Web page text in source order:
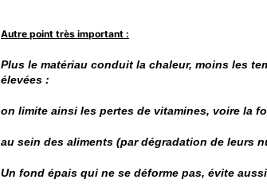
Autre point très important :
Plus le matériau conduit la chaleur, moins les
élevées :
on limite ainsi les pertes de vitamines, voire la
au sein des aliments (par dégradation de leurs
Un fond épais qui ne se déforme pas, évite